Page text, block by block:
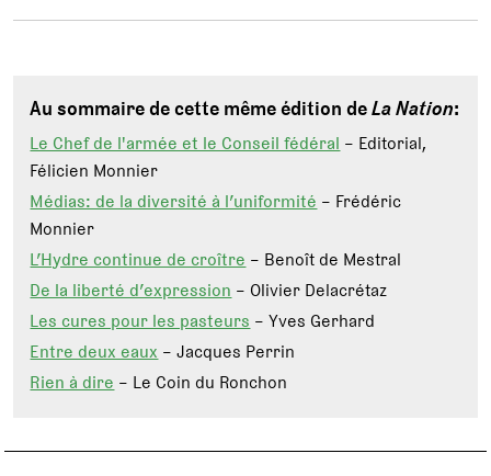
Au sommaire de cette même édition deLa Nation:
Le Chef de l'armée et le Conseil fédéral– Editorial,
Félicien Monnier
Médias: de la diversité à l’uniformité– Frédéric
Monnier
L’Hydre continue de croître– Benoît de Mestral
De la liberté d’expression– Olivier Delacrétaz
Les cures pour les pasteurs– Yves Gerhard
Entre deux eaux– Jacques Perrin
Rien à dire– Le Coin du Ronchon